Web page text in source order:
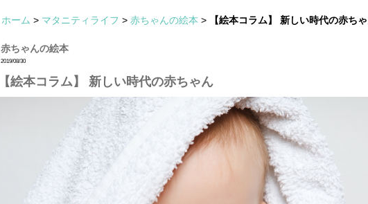
ホーム > マタニティライフ > 赤ちゃんの絵本 > 【絵本コラム】 新しい時代の赤ち
赤ちゃんの絵本
2019/08/30
【絵本コラム】 新しい時代の赤ちゃん